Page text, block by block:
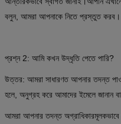
বলুন, আমরা আপনাকে নিতে প্রস্তুত করব।
প্রশ্ন 2: আমি কখন উদ্ধৃতি পেতে পারি?
উত্তর: আমরা সাধারণত আপনার তদন্ত
হলে, অনুগ্রহ করে আমাদের ইমেলে জানান
আমরা আপনার তদন্ত অগ্রাধিকারমূলকভাবে